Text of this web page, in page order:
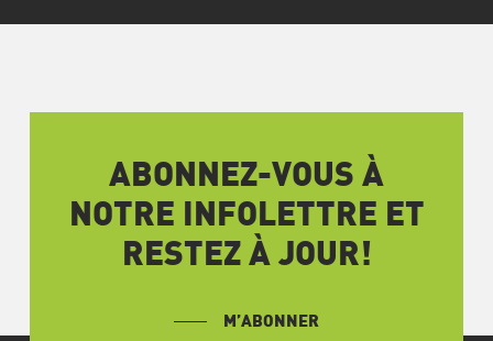
ABONNEZ-VOUS À
NOTRE INFOLETTRE ET
RESTEZ À JOUR!
M’ABONNER